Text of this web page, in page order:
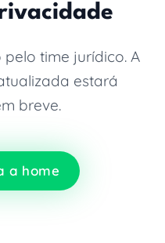
time jurídico. A
estará
breve.
a home